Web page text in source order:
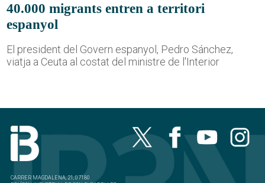
40.000 migrants entren a territori
espanyol
El president del Govern espanyol, Pedro Sánchez,
viatja a Ceuta al costat del ministre de l'Interior
CARRER MAGDALENA, 21, 07180